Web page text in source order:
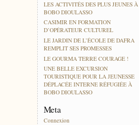
LES ACTIVITÉS DES PLUS JEUNES À
BOBO DIOULASSO
CASIMIR EN FORMATION
D’OPÉRATEUR CULTUREL
LE JARDIN DE L’ÉCOLE DE DAFRA
REMPLIT SES PROMESSES
LE GOURMA TERRE COURAGE !
UNE BELLE EXCURSION
TOURISTIQUE POUR LA JEUNESSE
DÉPLACÉE INTERNE RÉFUGIÉE À
BOBO DIOULASSO
Meta
Connexion